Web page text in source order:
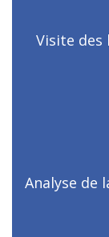
Visite des
Analyse de